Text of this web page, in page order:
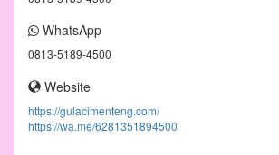
WhatsApp
0813-5189-4500
Website
https://gulacimenteng.com/
https://wa.me/6281351894500